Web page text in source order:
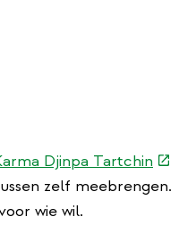
Djinpa Tartchin
link)
zelf meebrengen.
wie wil.